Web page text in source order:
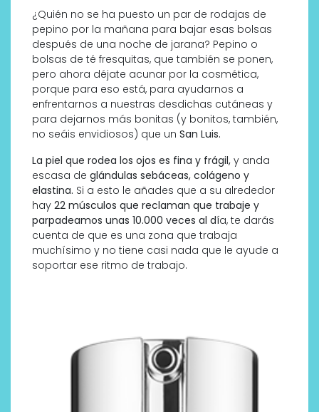
¿Quién no se ha puesto un par de rodajas de
pepino por la mañana para bajar esas bolsas
después de una noche de jarana? Pepino o
bolsas de té fresquitas, que también se ponen,
pero ahora déjate acunar por la cosmética,
porque para eso está, para ayudarnos a
enfrentarnos a nuestras desdichas cutáneas y
para dejarnos más bonitas (y bonitos, también,
no seáis envidiosos) que un San Luis.
La piel que rodea los ojos es fina y frágil, y anda
escasa de glándulas sebáceas, colágeno y
elastina. Si a esto le añades que a su alrededor
hay 22 músculos que reclaman que trabaje y
parpadeamos unas 10.000 veces al día, te darás
cuenta de que es una zona que trabaja
muchísimo y no tiene casi nada que le ayude a
soportar ese ritmo de trabajo.